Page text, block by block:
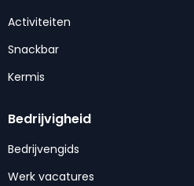
Activiteiten
Snackbar
Kermis
Bedrijvigheid
Bedrijvengids
Werk vacatures